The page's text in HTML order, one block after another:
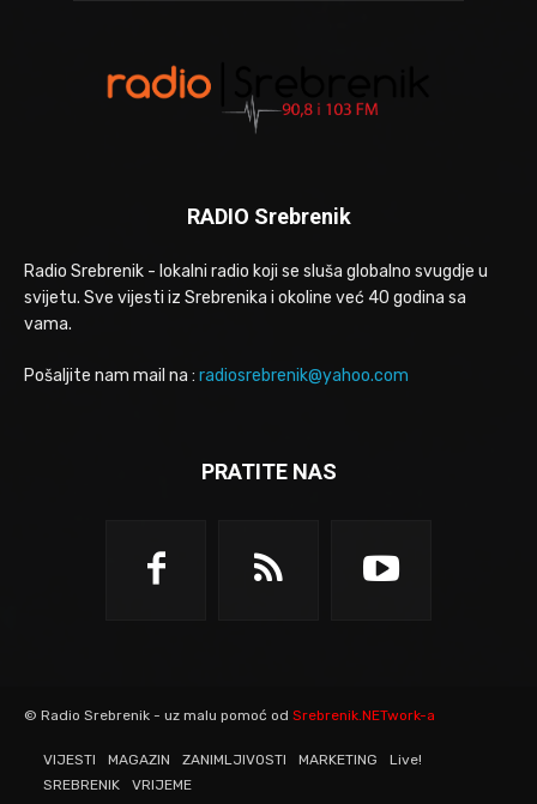
RADIO Srebrenik
Radio Srebrenik - lokalni radio koji se sluša globalno svugdje u
svijetu. Sve vijesti iz Srebrenika i okoline već 40 godina sa
vama.
Pošaljite nam mail na : radiosrebrenik@yahoo.com
PRATITE NAS
© Radio Srebrenik - uz malu pomoć od Srebrenik.NETwork-a
VIJESTI MAGAZIN ZANIMLJIVOSTI MARKETING
Live!
SREBRENIK
VRIJEME